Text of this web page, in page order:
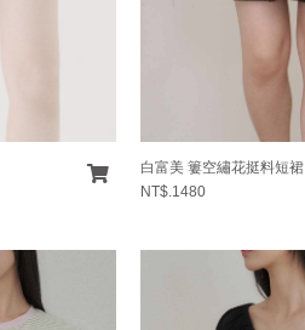
白富美 簍空繡花挺料短裙
NT$.1480